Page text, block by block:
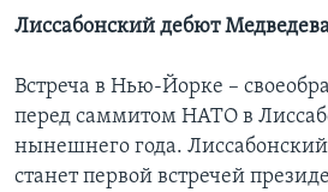
Лиссабонский дебют
Встреча в Нью-Йорке –
перед саммитом НАТО в
нынешнего года.
станет первой встречей